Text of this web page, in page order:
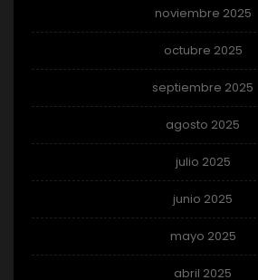
noviembre 2025
octubre 2025
septiembre 2025
agosto 2025
julio 2025
junio 2025
mayo 2025
abril 2025